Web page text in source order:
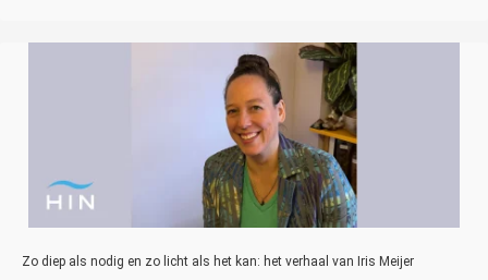
Zo diep als nodig en zo licht als het kan: het verhaal van Iris Meijer